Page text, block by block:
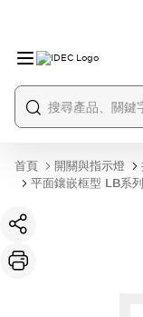
首頁 開關與指示燈
平面鑲嵌框型 LB系